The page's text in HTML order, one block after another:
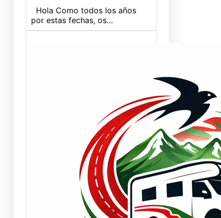
Hola Como todos los años
por estas fechas, os…